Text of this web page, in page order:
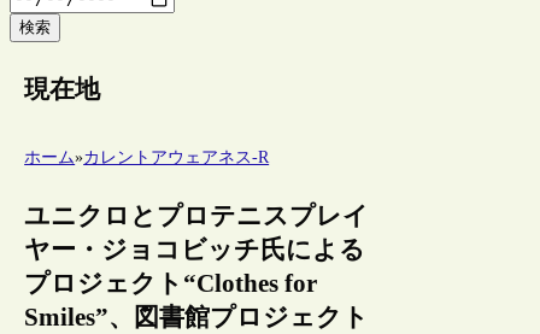
検索
現在地
ホーム»カレントアウェアネス-R
ユニクロとプロテニスプレイ
ヤー・ジョコビッチ氏による
プロジェクト“Clothes for
Smiles”、図書館プロジェクト